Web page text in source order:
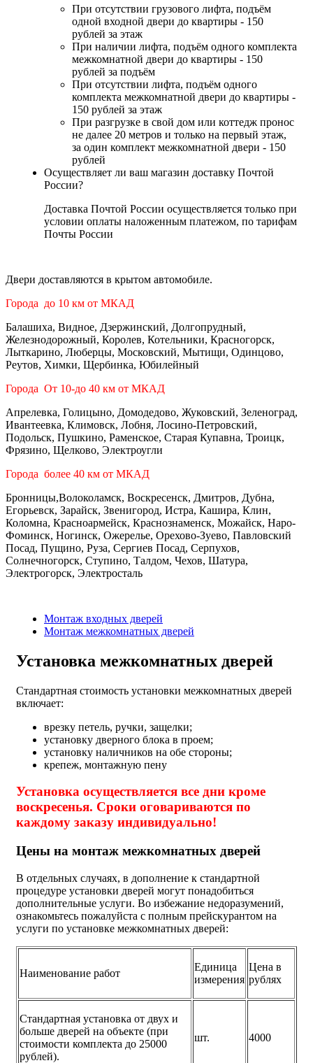
При отсутствии грузового лифта, подъём
одной входной двери до квартиры - 150
рублей за этаж
При наличии лифта, подъём одного комплекта
межкомнатной двери до квартиры - 150
рублей за подъём
При отсутствии лифта, подъём одного
комплекта межкомнатной двери до квартиры -
150 рублей за этаж
При разгрузке в свой дом или коттедж пронос
не далее 20 метров и только на первый этаж,
за один комплект межкомнатной двери - 150
рублей
Осуществляет ли ваш магазин доставку Почтой
России?
Доставка Почтой России осуществляется только при
условии оплаты наложенным платежом, по тарифам
Почты России
Двери доставляются в крытом автомобиле.
Города до 10 км от МКАД
Балашиха, Видное, Дзержинский, Долгопрудный,
Железнодорожный, Королев, Котельники, Красногорск,
Лыткарино, Люберцы, Московский, Мытищи, Одинцово,
Реутов, Химки, Щербинка, Юбилейный
Города От 10-до 40 км от МКАД
Апрелевка, Голицыно, Домодедово, Жуковский, Зеленоград,
Ивантеевка, Климовск, Лобня, Лосино-Петровский,
Подольск, Пушкино, Раменское, Старая Купавна, Троицк,
Фрязино, Щелково, Электроугли
Города более 40 км от МКАД
Бронницы,Волоколамск, Воскресенск, Дмитров, Дубна,
Егорьевск, Зарайск, Звенигород, Истра, Кашира, Клин,
Коломна, Красноармейск, Краснознаменск, Можайск, Наро-
Фоминск, Ногинск, Ожерелье, Орехово-Зуево, Павловский
Посад, Пущино, Руза, Сергиев Посад, Серпухов,
Солнечногорск, Ступино, Талдом, Чехов, Шатура,
Электрогорск, Электросталь
Монтаж входных дверей
Монтаж межкомнатных дверей
Установка межкомнатных дверей
Стандартная стоимость установки межкомнатных дверей
включает:
врезку петель, ручки, защелки;
установку дверного блока в проем;
установку наличников на обе стороны;
крепеж, монтажную пену
Установка осуществляется все дни кроме
воскресенья. Сроки оговариваются по
каждому заказу индивидуально!
Цены на монтаж межкомнатных дверей
В отдельных случаях, в дополнение к стандартной
процедуре установки дверей могут понадобиться
дополнительные услуги. Во избежание недоразумений,
ознакомьтесь пожалуйста с полным прейскурантом на
услуги по установке межкомнатных дверей:
Наименование работ
Единица
измерения
Цена в
рублях
Стандартная установка от двух и
больше дверей на объекте (при
стоимости комплекта до 25000
рублей).
шт. 4000